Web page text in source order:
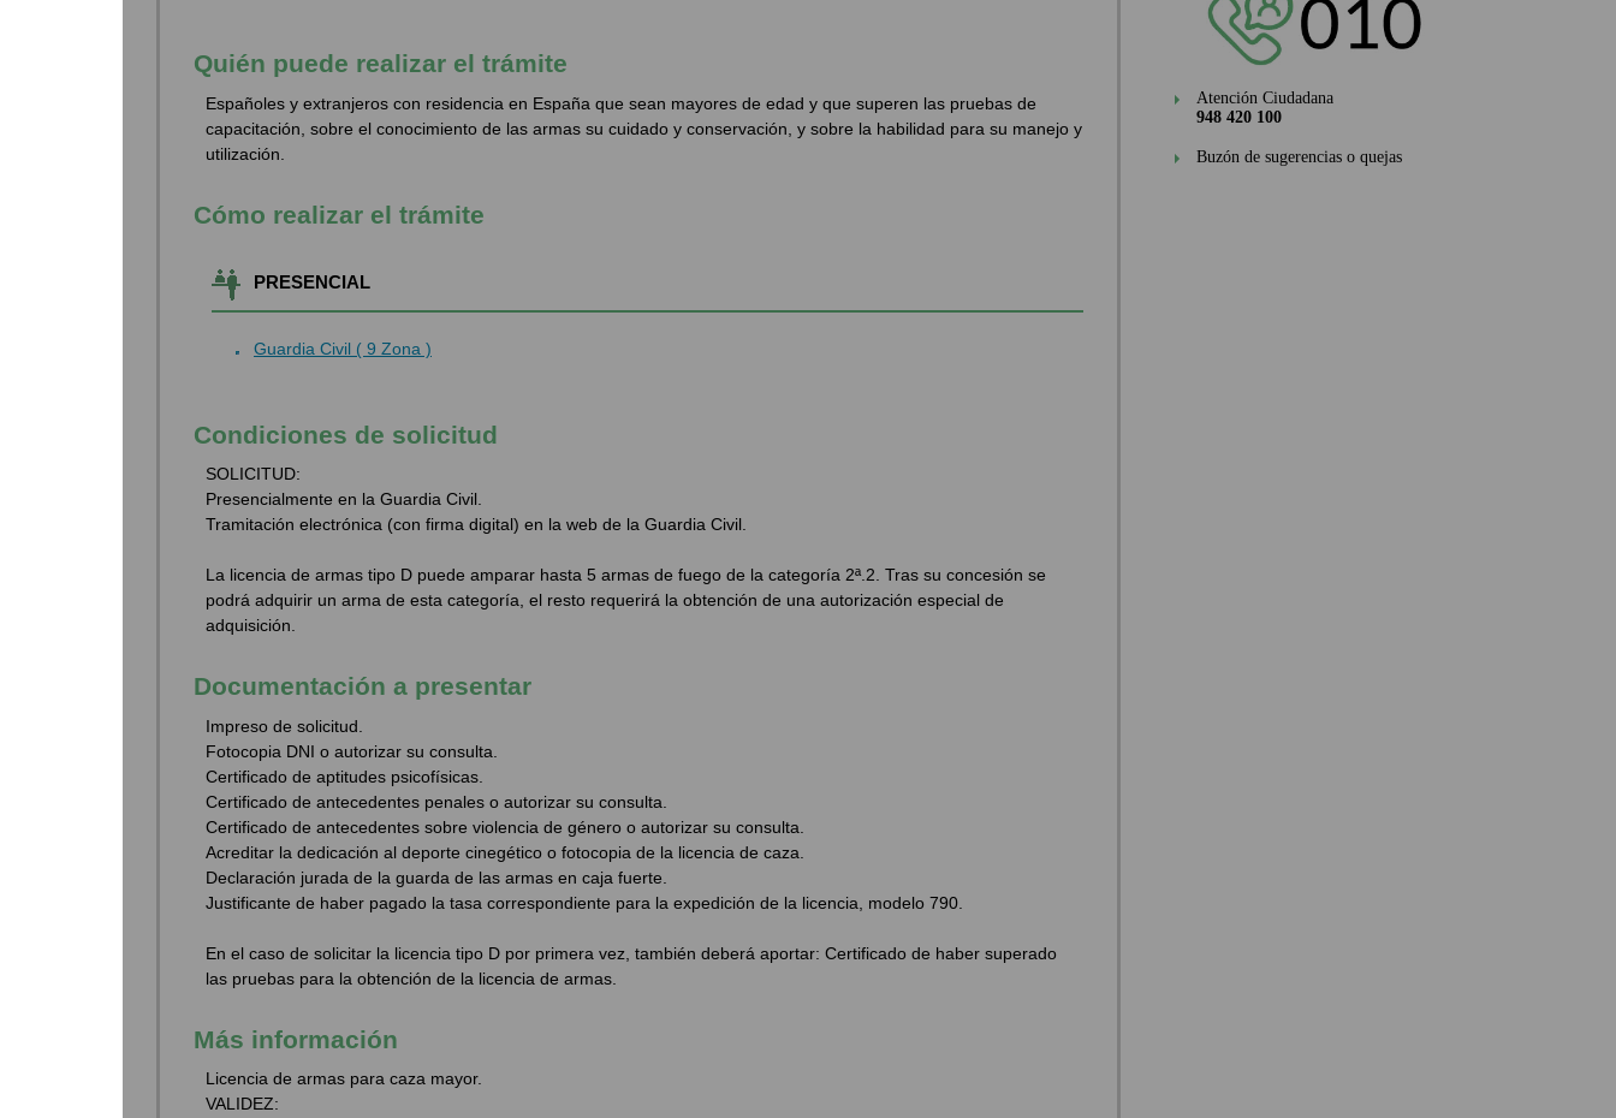
Quién puede realizar el trámite
Españoles y extranjeros con residencia en España que sean mayores de edad y que superen las pruebas de
capacitación, sobre el conocimiento de las armas su cuidado y conservación, y sobre la habilidad para su manejo y
utilización.
Cómo realizar el trámite
PRESENCIAL
Guardia Civil ( 9 Zona )
Condiciones de solicitud
SOLICITUD:
Presencialmente en la Guardia Civil.
Tramitación electrónica (con firma digital) en la web de la Guardia Civil.
La licencia de armas tipo D puede amparar hasta 5 armas de fuego de la categoría 2ª.2. Tras su concesión se
podrá adquirir un arma de esta categoría, el resto requerirá la obtención de una autorización especial de
adquisición.
Documentación a presentar
Impreso de solicitud.
Fotocopia DNI o autorizar su consulta.
Certificado de aptitudes psicofísicas.
Certificado de antecedentes penales o autorizar su consulta.
Certificado de antecedentes sobre violencia de género o autorizar su consulta.
Acreditar la dedicación al deporte cinegético o fotocopia de la licencia de caza.
Declaración jurada de la guarda de las armas en caja fuerte.
Justificante de haber pagado la tasa correspondiente para la expedición de la licencia, modelo 790.
En el caso de solicitar la licencia tipo D por primera vez, también deberá aportar: Certificado de haber superado
las pruebas para la obtención de la licencia de armas.
Más información
Licencia de armas para caza mayor.
VALIDEZ:
Atención Ciudadana
948 420 100
Buzón de sugerencias o quejas